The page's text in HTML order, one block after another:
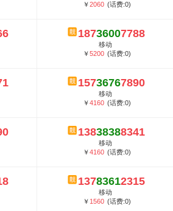
￥2060 (话费:0)
18736007788
移动
￥5200 (话费:0)
15736767890
移动
￥4160 (话费:0)
13838388341
移动
￥4160 (话费:0)
13783612315
移动
￥ 1560 (话费:0)